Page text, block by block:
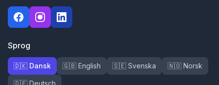
Sprog
🇩🇰 Dansk 🇬🇧 English 🇸🇪 Svenska 🇳🇴 Norsk
🇩🇪 Deutsch